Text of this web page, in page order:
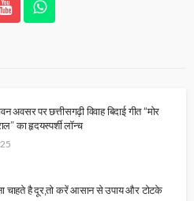
अवसर पर छत्तीसगढ़ी विवाह बिदाई गीत “मोर
का हृदयस्पर्शी लॉन्च
चाहते है दूर,तो करें आसान से उपाय और टोटके